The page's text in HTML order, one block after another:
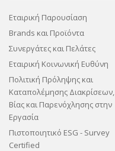
Εταιρική Παρουσίαση
Brands και Προϊόντα
Συνεργάτες και Πελάτες
Εταιρική Κοινωνική Ευθύνη
Πολιτική Πρόληψης και
Καταπολέμησης Διακρίσεων,
Βίας και Παρενόχλησης στην
Εργασία
Πιστοποιητικό ESG - Survey
Certified